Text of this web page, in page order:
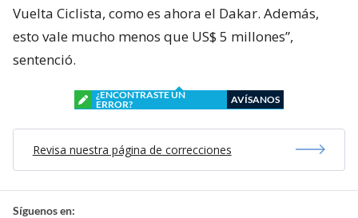
Vuelta Ciclista, como es ahora el Dakar. Además,
esto vale mucho menos que US$ 5 millones”,
sentenció.
¿ENCONTRASTE UN
ERROR?
AVÍSANOS
Revisa nuestra página de correcciones
Síguenos en: